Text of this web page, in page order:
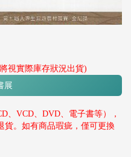
視實際庫存狀況出貨)
展
、VCD、DVD、電子書等），
貨。如有商品瑕疵，僅可更換